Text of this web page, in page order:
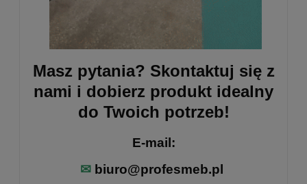
Masz pytania? Skontaktuj się z
nami i dobierz produkt idealny
do Twoich potrzeb!
E-mail:
✉ biuro@profesmeb.pl